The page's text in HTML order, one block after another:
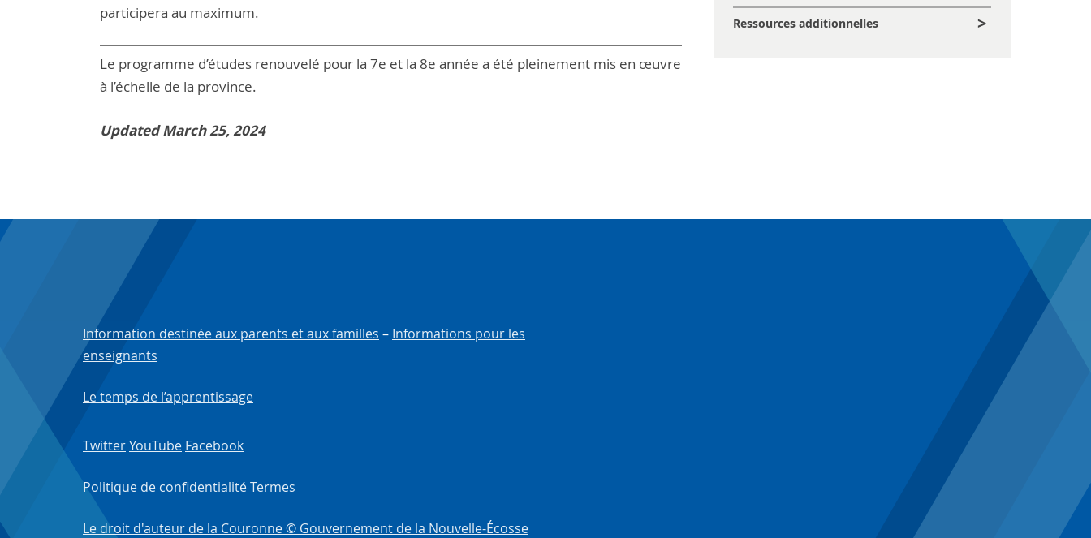
participera au maximum.
Le programme d’études renouvelé pour la 7e et la 8e année a été pleinement mis en œuvre
à l’échelle de la province.
Updated March 25, 2024
Ressources additionnelles
Information destinée aux parents et aux familles – Informations pour les
enseignants
Le temps de l’apprentissage
TwitterYouTube Facebook
Politique de confidentialitéTermes
Le droit d'auteur de la Couronne © Gouvernement de la Nouvelle-Écosse